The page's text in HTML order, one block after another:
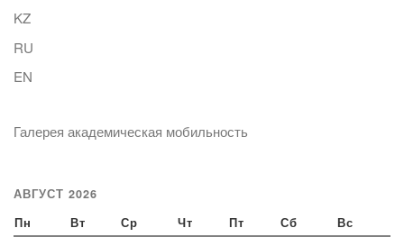
KZ
RU
EN
Галерея академическая мобильность
АВГУСТ 2026
Пн Вт Ср Чт Пт Сб Вс